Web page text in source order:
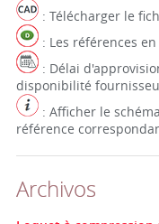
: Télécharger le
: Les références
: Délai
disponibilité
: Afficher le
référence
Archivos